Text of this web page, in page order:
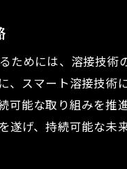
溶接手法
工場自
労働環境を変
ためには、溶接技
、スマート溶接技
可能な取り組みを
げ、持続可能な未